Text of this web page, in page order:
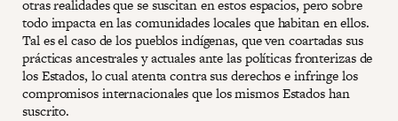
otras realidades que se suscitan en estos espacios, pero sobre
todo impacta en las comunidades locales que habitan en ellos.
Tal es el caso de los pueblos indígenas, que ven coartadas sus
prácticas ancestrales y actuales ante las políticas fronterizas de
los Estados, lo cual atenta contra sus derechos e infringe los
compromisos internacionales que los mismos Estados han
suscrito.